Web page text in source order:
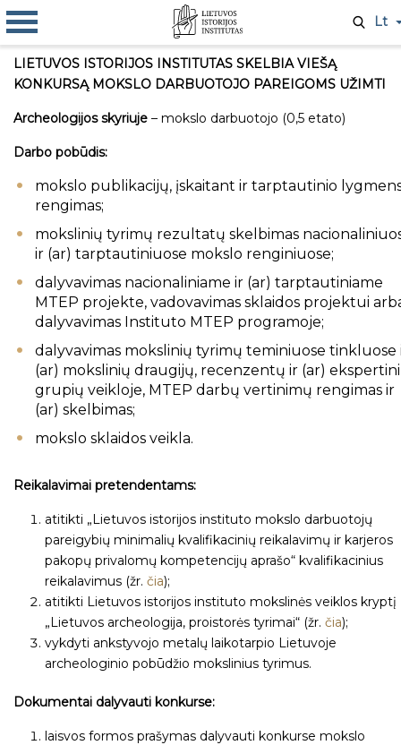
LIETUVOS ISTORIJOS INSTITUTAS SKELBIA VIEŠĄ
KONKURSĄ MOKSLO DARBUOTOJO PAREIGOMS UŽIMTI
Archeologijos skyriuje – mokslo darbuotojo (0,5 etato)
Darbo pobūdis:
mokslo publikacijų, įskaitant ir tarptautinio
rengimas;
mokslinių tyrimų rezultatų skelbimas
ir (ar) tarptautiniuose mokslo renginiuose;
dalyvavimas nacionaliniame ir (ar) tarptautiniame
MTEP projekte, vadovavimas sklaidos projektui
dalyvavimas Instituto MTEP programoje;
dalyvavimas mokslinių tyrimų teminiuose tinkluose
(ar) mokslinių draugijų, recenzentų ir (ar)
grupių veikloje, MTEP darbų vertinimų rengimas ir
(ar) skelbimas;
mokslo sklaidos veikla.
Reikalavimai pretendentams:
atitikti „Lietuvos istorijos instituto mokslo darbuotojų
pareigybių minimalių kvalifikacinių reikalavimų ir karjeros
pakopų privalomų kompetencijų aprašo“ kvalifikacinius
reikalavimus (žr. čia);
atitikti Lietuvos istorijos instituto mokslinės veiklos kryptį
„Lietuvos archeologija, proistorės tyrimai“ (žr. čia);
vykdyti ankstyvojo metalų laikotarpio Lietuvoje
archeologinio pobūdžio mokslinius tyrimus.
Dokumentai dalyvauti konkurse:
laisvos formos prašymas dalyvauti konkurse mokslo
Lt